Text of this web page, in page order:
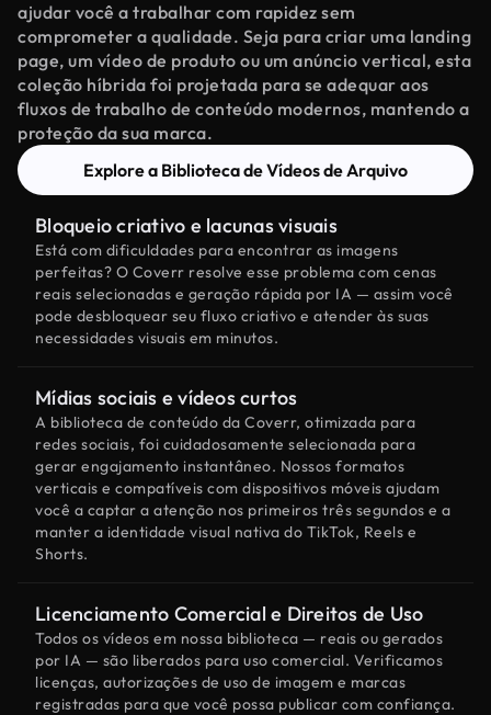
ajudar você a trabalhar com rapidez sem
comprometer a qualidade. Seja para criar uma landing
page, um vídeo de produto ou um anúncio vertical, esta
coleção híbrida foi projetada para se adequar aos
fluxos de trabalho de conteúdo modernos, mantendo a
proteção da sua marca.
Explore a Biblioteca de Vídeos de Arquivo
Bloqueio criativo e lacunas visuais
Está com dificuldades para encontrar as imagens
perfeitas? O Coverr resolve esse problema com cenas
reais selecionadas e geração rápida por IA — assim você
pode desbloquear seu fluxo criativo e atender às suas
necessidades visuais em minutos.
Mídias sociais e vídeos curtos
A biblioteca de conteúdo da Coverr, otimizada para
redes sociais, foi cuidadosamente selecionada para
gerar engajamento instantâneo. Nossos formatos
verticais e compatíveis com dispositivos móveis ajudam
você a captar a atenção nos primeiros três segundos e a
manter a identidade visual nativa do TikTok, Reels e
Shorts.
Licenciamento Comercial e Direitos de Uso
Todos os vídeos em nossa biblioteca — reais ou gerados
por IA — são liberados para uso comercial. Verificamos
licenças, autorizações de uso de imagem e marcas
registradas para que você possa publicar com confiança.